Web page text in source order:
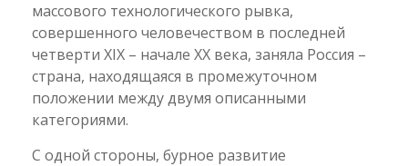
массового технологического рывка,
совершенного человечеством в последней
четверти XIX – начале XX века, заняла Россия –
страна, находящаяся в промежуточном
положении между двумя описанными
категориями.
С одной стороны, бурное развитие